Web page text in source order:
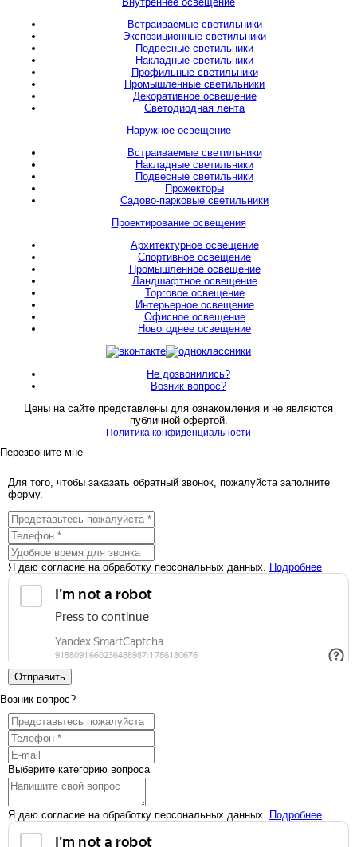
Встраиваемые светильники
Экспозиционные светильники
Подвесные светильники
Накладные светильники
Профильные светильники
Промышленные светильники
Декоративное освещение
Светодиодная лента
Наружное освещение
Встраиваемые светильники
Накладные светильники
Подвесные светильники
Прожекторы
Садово-парковые светильники
Проектирование освещения
Архитектурное освещение
Спортивное освещение
Промышленное освещение
Ландшафтное освещение
Торговое освещение
Интерьерное освещение
Офисное освещение
Новогоднее освещение
Не дозвонились?
Возник вопрос?
Цены на сайте представлены для ознакомления и не являются
публичной офертой.
Политика конфиденциальности
Перезвоните мне
Для того, чтобы заказать обратный звонок, пожалуйста заполните
форму.
Я даю согласие на обработку персональных данных. Подробнее
Отправить
Возник вопрос?
Выберите категорию вопроса
Я даю согласие на обработку персональных данных. Подробнее